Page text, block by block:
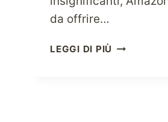
da offrire…
LEGGI DI PIÙ PROVA